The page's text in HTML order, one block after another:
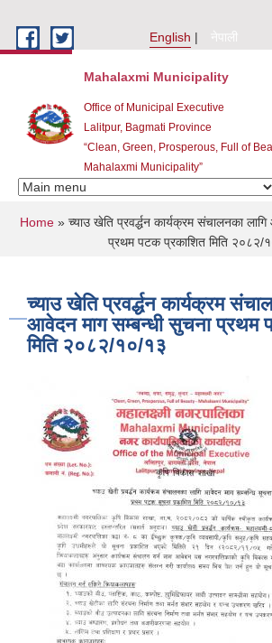
English
नेपाली
Mahalaxmi Municipality
Office of Municipal Executive
Lalitpur, Bagmati Province
“Clean, Green, Prosperous, Full of
Mahalaxmi Municipality”
You are here
Home» च्याउ खेति प्रवर्द्धन कार्यक्रम संचालनका
प्रथम पटक प्रकाशित मिति २०८२/
च्याउ खेति प्रवर्द्धन कार्यक्रम
आवेदन माग सम्बन्धी सुचना प्रथम
मिति २०८२/१०/१३